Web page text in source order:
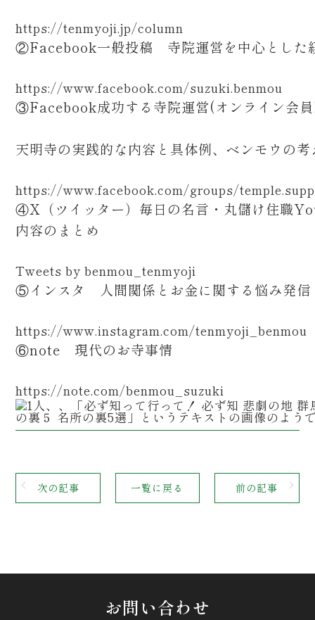
https://tenmyoji.jp/column
②Facebook一般投稿 寺院運営を中心とした
https://www.facebook.com/suzuki.benmou
③Facebook成功する寺院運営(オンライン会
天明寺の実践的な内容と具体例、ベンモウの考
https://www.facebook.com/groups/
④X（ツイッター）毎日の名言・丸儲け住職
内容のまとめ
Tweets by benmou_tenmyoji
⑤インスタ 人間関係とお金に関する悩み発
https://www.instagram.com/tenmyoji_benmou
⑥note 現代のお寺事情
https://note.com/benmou_suzuki
次の記事 一覧に戻る 前の記事
お問い合わせ